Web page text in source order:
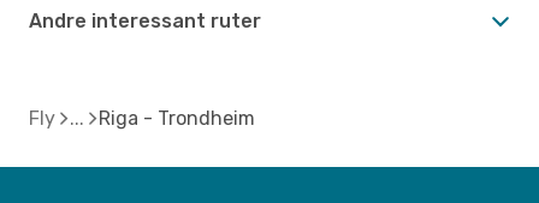
Andre interessant ruter
Fly Riga - Trondheim